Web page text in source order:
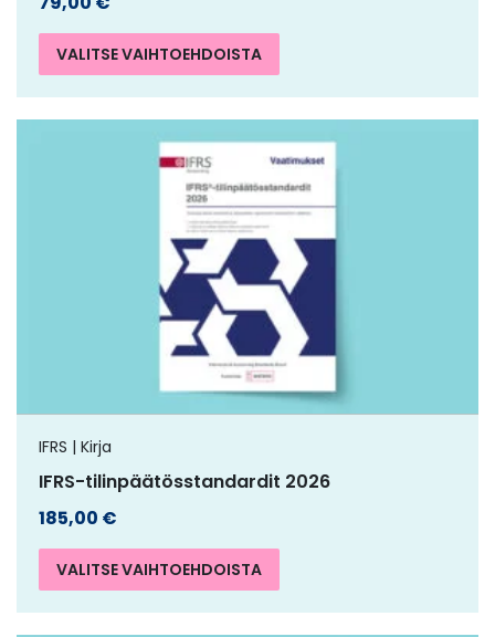
VALITSE VAIHTOEHDOISTA
IFRS | Kirja
IFRS-tilinpäätösstandardit 2026
185,00 €
VALITSE VAIHTOEHDOISTA